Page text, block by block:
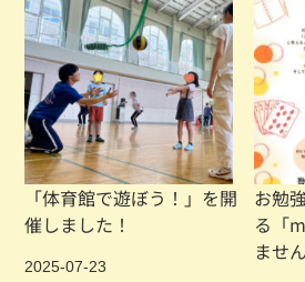
「体育館で遊ぼう！」を開
催しました！
2025-07-23
お勉
る「
ませ